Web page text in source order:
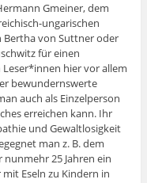
Gmeiner, dem
ungarischen
Bertha von Suttner oder
für einen
hier vor allem
bewundernswerte
auch als Einzelperson
erreichen kann. Ihr
und Gewaltlosigkeit
man z. B. dem
25 Jahren ein
Eseln zu Kindern in